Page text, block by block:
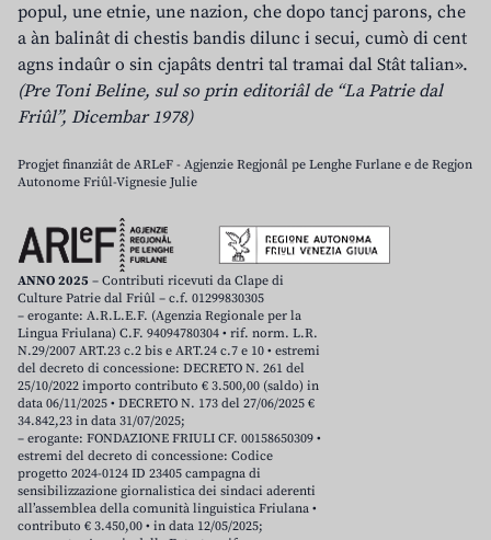
popul, une etnie, une nazion, che dopo tancj parons, che
a àn balinât di chestis bandis dilunc i secui, cumò di cent
agns indaûr o sin cjapâts dentri tal tramai dal Stât talian».
(Pre Toni Beline, sul so prin editoriâl de “La Patrie dal
Friûl”, Dicembar 1978)
Progjet finanziât de ARLeF - Agjenzie Regjonâl pe Lenghe Furlane e de Regjon
Autonome Friûl-Vignesie Julie
ANNO 2025 – Contributi ricevuti da Clape di
Culture Patrie dal Friûl – c.f. 01299830305
– erogante: A.R.L.E.F. (Agenzia Regionale per la
Lingua Friulana) C.F. 94094780304 • rif. norm. L.R.
N.29/2007 ART.23 c.2 bis e ART.24 c.7 e 10 • estremi
del decreto di concessione: DECRETO N. 261 del
25/10/2022 importo contributo € 3.500,00 (saldo) in
data 06/11/2025 • DECRETO N. 173 del 27/06/2025 €
34.842,23 in data 31/07/2025;
– erogante: FONDAZIONE FRIULI CF. 00158650309 •
estremi del decreto di concessione: Codice
progetto 2024-0124 ID 23405 campagna di
sensibilizzazione giornalistica dei sindaci aderenti
all’assemblea della comunità linguistica Friulana •
contributo € 3.450,00 • in data 12/05/2025;